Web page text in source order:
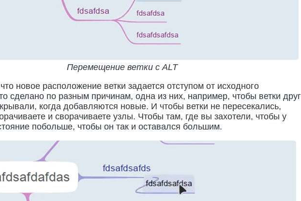
Перемещение ветки с ALT
новое расположение ветки задается отступом от исходного
сделано по разным причинам, одна из них, например, чтобы ветки друг
когда добавляются новые. И чтобы ветки не пересекались,
и сворачиваете узлы. Чтобы там, где вы захотели, чтобы у
побольше, чтобы он так и оставался большим.